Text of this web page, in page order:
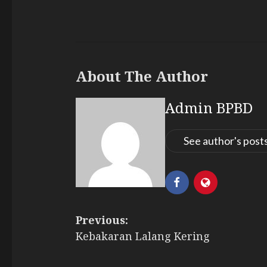
About The Author
Admin BPBD
See author's
P
Previous:
Kebakaran Lalang Kering